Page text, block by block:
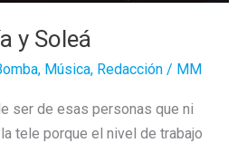
y Soleá
, Música, Redacción / MM
ser de esas personas que ni
tele porque el nivel de trabajo